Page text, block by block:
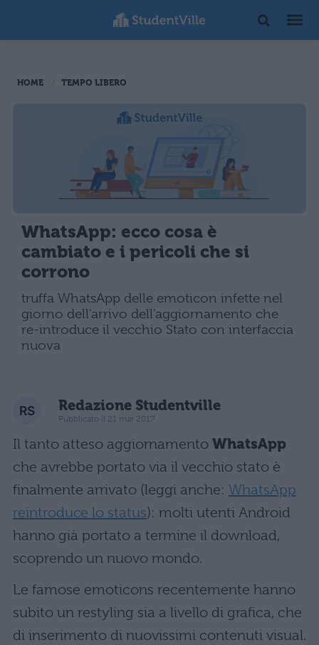
HOME TEMPO LIBERO
WhatsApp: ecco cosa è
cambiato e i pericoli che si
corrono
truffa WhatsApp delle emoticon infette nel
giorno dell'arrivo dell'aggiornamento che
re-introduce il vecchio Stato con interfaccia
nuova
Redazione Studentville
Pubblicato il 21 mar 2017
Il tanto atteso aggiornamento WhatsApp
che avrebbe portato via il vecchio stato è
finalmente arrivato (leggi anche: WhatsApp
reintroduce lo status): molti utenti Android
hanno già portato a termine il download,
scoprendo un nuovo mondo.
Le famose emoticons recentemente hanno
subito un restyling sia a livello di grafica, che
di inserimento di nuovissimi contenuti visual.